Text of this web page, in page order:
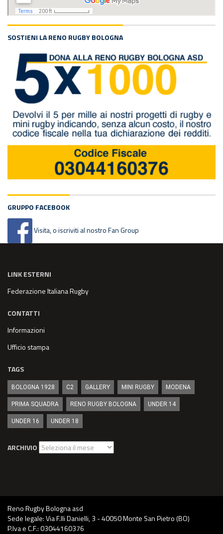
SOSTIENI LA RENO RUGBY BOLOGNA
GRUPPO FACEBOOK
Visita, o iscriviti al nostro Fan Group
LINK ESTERNI
Federazione Italiana Rugby
CONTATTI
Informazioni
Ufficio stampa
TAGS
BOLOGNA 1928 C2 GALLERY MINI RUGBY MODENA
PRIMA SQUADRA RENO RUGBY BOLOGNA UNDER 14
UNDER 16 UNDER 18
ARCHIVIO Archivio
Reno Rugby Bologna asd
Sede legale: Via F.lli Danielli, 3 - 40050 Monte San Pietro (BO)
P.Iva e C.F.: 03044160376